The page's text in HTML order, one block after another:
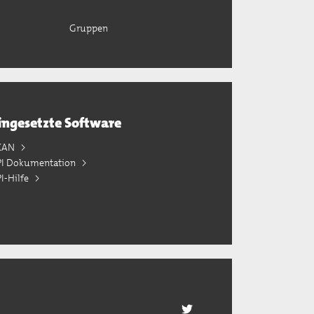
Gruppen
Software
Dokumentation
Hilfe